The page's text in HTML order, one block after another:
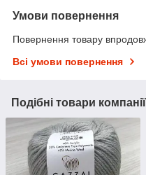
Умови повернення
Повернення товару
Всі умови повернення
Подібні товари компанії